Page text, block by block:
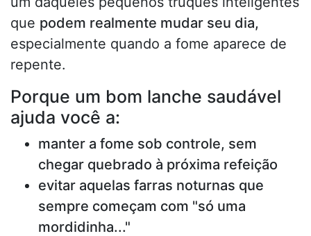
que podem realmente mudar seu dia,
especialmente quando a fome aparece de
repente.
Porque um bom lanche saudável
ajuda você a:
manter a fome sob controle, sem
chegar quebrado à próxima refeição
evitar aquelas farras noturnas que
sempre começam com "só uma
mordidinha..."